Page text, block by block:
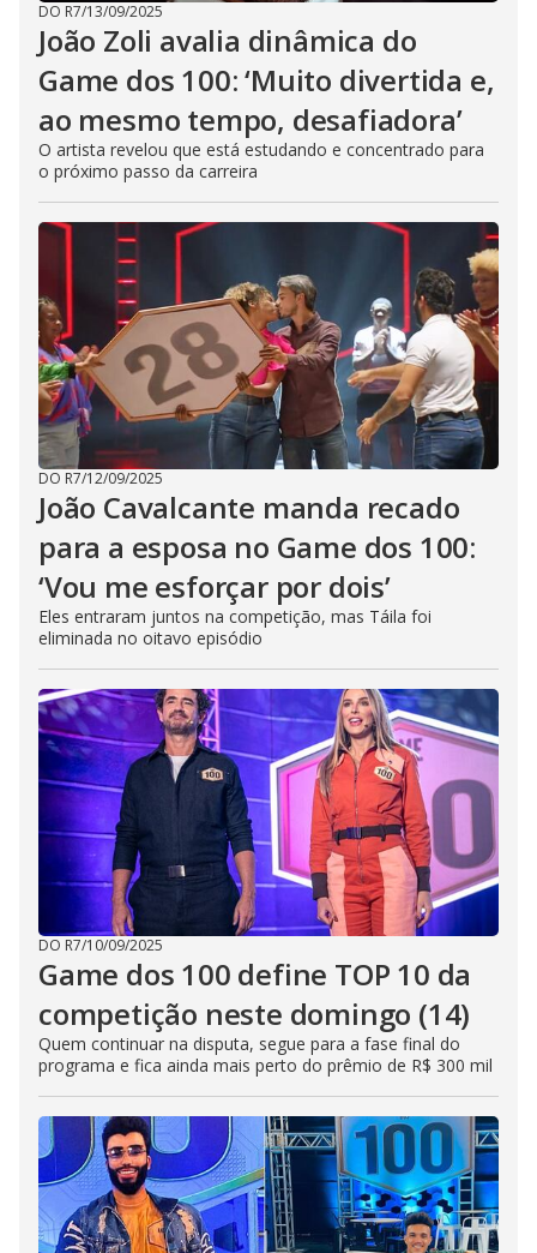
DO R7/13/09/2025
João Zoli avalia dinâmica do
Game dos 100: ‘Muito divertida e,
ao mesmo tempo, desafiadora’
O artista revelou que está estudando e concentrado para
o próximo passo da carreira
DO R7/12/09/2025
João Cavalcante manda recado
para a esposa no Game dos 100:
‘Vou me esforçar por dois’
Eles entraram juntos na competição, mas Táila foi
eliminada no oitavo episódio
DO R7/10/09/2025
Game dos 100 define TOP 10 da
competição neste domingo (14)
Quem continuar na disputa, segue para a fase final do
programa e fica ainda mais perto do prêmio de R$ 300 mil